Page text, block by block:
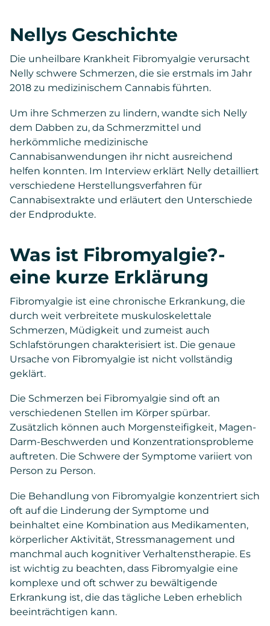
Nellys Geschichte
Die unheilbare Krankheit Fibromyalgie verursacht
Nelly schwere Schmerzen, die sie erstmals im Jahr
2018 zu medizinischem Cannabis führten.
Um ihre Schmerzen zu lindern, wandte sich Nelly
dem Dabben zu, da Schmerzmittel und
herkömmliche medizinische
Cannabisanwendungen ihr nicht ausreichend
helfen konnten. Im Interview erklärt Nelly detailliert
verschiedene Herstellungsverfahren für
Cannabisextrakte und erläutert den Unterschiede
der Endprodukte.
Was ist Fibromyalgie?-
eine kurze Erklärung
Fibromyalgie ist eine chronische Erkrankung, die
durch weit verbreitete muskuloskelettale
Schmerzen, Müdigkeit und zumeist auch
Schlafstörungen charakterisiert ist. Die genaue
Ursache von Fibromyalgie ist nicht vollständig
geklärt.
Die Schmerzen bei Fibromyalgie sind oft an
verschiedenen Stellen im Körper spürbar.
Zusätzlich können auch Morgensteifigkeit, Magen-
Darm-Beschwerden und Konzentrationsprobleme
auftreten. Die Schwere der Symptome variiert von
Person zu Person.
Die Behandlung von Fibromyalgie konzentriert sich
oft auf die Linderung der Symptome und
beinhaltet eine Kombination aus Medikamenten,
körperlicher Aktivität, Stressmanagement und
manchmal auch kognitiver Verhaltenstherapie. Es
ist wichtig zu beachten, dass Fibromyalgie eine
komplexe und oft schwer zu bewältigende
Erkrankung ist, die das tägliche Leben erheblich
beeinträchtigen kann.